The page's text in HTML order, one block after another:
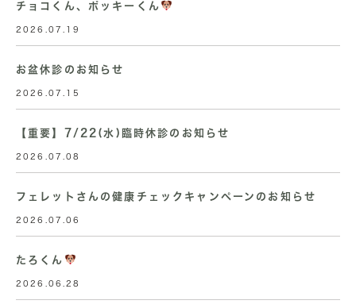
チョコくん、ポッキーくん
2026.07.19
お盆休診のお知らせ
2026.07.15
【重要】7/22(水)臨時休診のお知らせ
2026.07.08
フェレットさんの健康チェックキャンペーンのお知らせ
2026.07.06
たろくん
2026.06.28